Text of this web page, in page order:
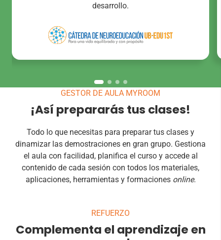
desarrollo.
GESTOR DE AULA MYROOM
¡Así prepararás tus clases!
Todo lo que necesitas para preparar tus clases y
dinamizar las demostraciones en gran grupo. Gestiona
el aula con facilidad, planifica el curso y accede al
contenido de cada sesión con todos los materiales,
aplicaciones, herramientas y formaciones online.
REFUERZO
Complementa el aprendizaje en